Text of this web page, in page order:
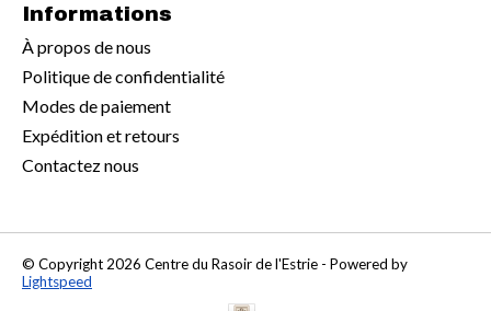
Informations
À propos de nous
Politique de confidentialité
Modes de paiement
Expédition et retours
Contactez nous
© Copyright 2026 Centre du Rasoir de l'Estrie - Powered by
Lightspeed